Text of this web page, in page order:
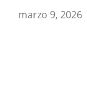
marzo 9, 2026